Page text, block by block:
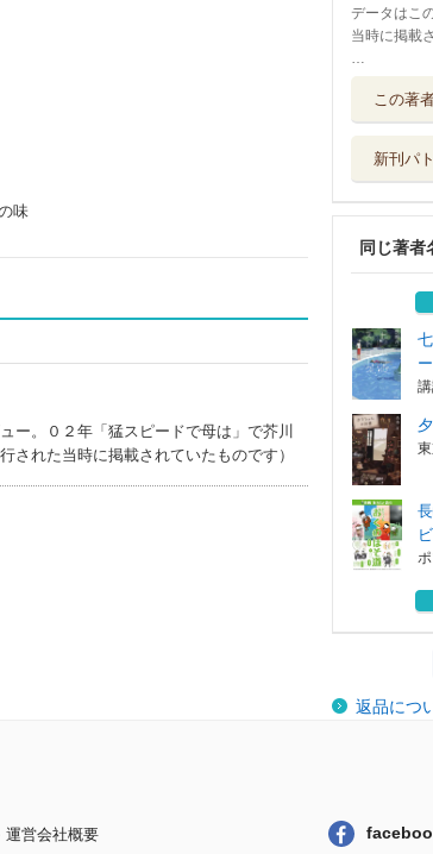
味
ー。０２年「猛スピードで母は」で芥川
れた当時に掲載されていたものです）
データはこ
当時に掲載
…
この著
新刊パ
同じ著者
文
返品につ
運営会社概要